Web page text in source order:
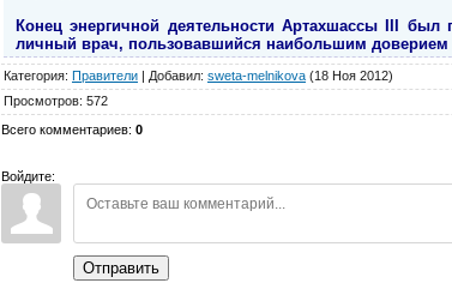
Конец энергичной деятельности Артахшассы III
личный врач, пользовавшийся наибольшим доверием
Категория: Правители | Добавил: sweta-melnikova (18 Ноя 2012)
Просмотров: 572
Всего комментариев: 0
Войдите:
Отправить